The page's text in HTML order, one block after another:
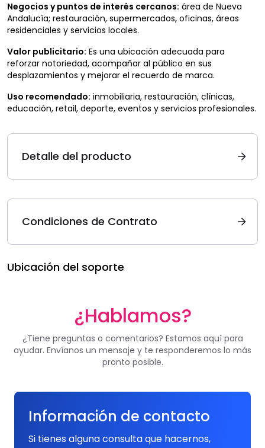
Negocios y puntos de interés cercanos: área de Nueva
Andalucía; restauración, supermercados, oficinas, áreas
residenciales y servicios locales.
Valor publicitario: Es una ubicación adecuada para
reforzar notoriedad, acompañar al público en sus
desplazamientos y mejorar el recuerdo de marca.
Uso recomendado: inmobiliaria, restauración, clínicas,
educación, retail, deporte, eventos y servicios profesionales.
Detalle del producto
Condiciones de Contrato
Ubicación del soporte
¿Hablamos?
¿Tiene preguntas o comentarios? Estamos aquí para
ayudar. Envíanos un mensaje y te responderemos lo más
pronto posible.
Información de contacto
Si tienes alguna consulta que hacernos,